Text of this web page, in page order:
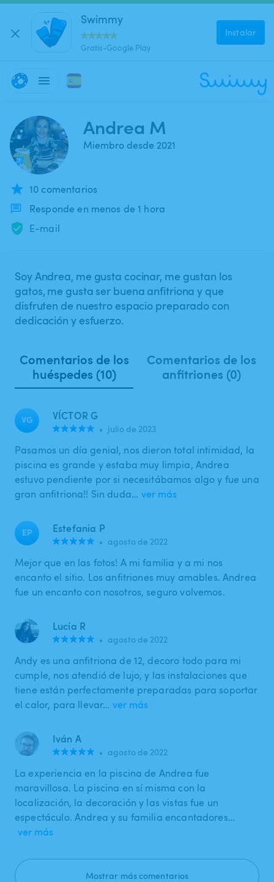
Swimmy
Gratis-Google Play
Instalar
Andrea M
Miembro desde 2021
10 comentarios
Responde en menos de 1 hora
E-mail
Soy Andrea, me gusta cocinar, me gustan los
gatos, me gusta ser buena anfitriona y que
disfruten de nuestro espacio preparado con
dedicación y esfuerzo.
Comentarios de los
huéspedes (10)
Comentarios de los
anfitriones (0)
VG VÍCTOR G
• julio de 2023
Pasamos un día genial, nos dieron total intimidad, la
piscina es grande y estaba muy limpia, Andrea
estuvo pendiente por si necesitábamos algo y fue una
gran anfitriona!! Sin duda… ver más
EP Estefania P
• agosto de 2022
Mejor que en las fotos! A mi familia y a mi nos
encanto el sitio. Los anfitriones muy amables. Andrea
fue un encanto con nosotros, seguro volvemos.
Lucía R
• agosto de 2022
Andy es una anfitriona de 12, decoro todo para mi
cumple, nos atendió de lujo, y las instalaciones que
tiene están perfectamente preparadas para soportar
el calor, para llevar… ver más
Iván A
• agosto de 2022
La experiencia en la piscina de Andrea fue
maravillosa. La piscina en sí misma con la
localización, la decoración y las vistas fue un
espectáculo. Andrea y su familia encantadores…
ver más
Mostrar más comentarios